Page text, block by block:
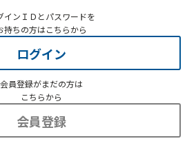
インＩＤとパスワードを
持ちの方はこちらから
ログイン
会員登録がまだの方は
こちらから
会員登録